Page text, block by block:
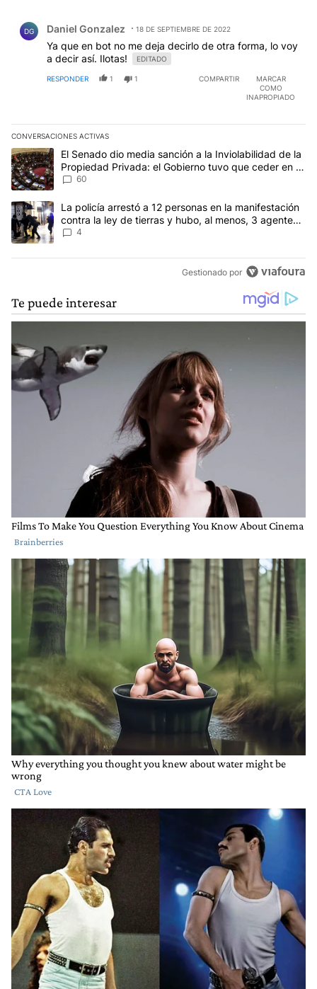
DG Daniel Gonzalez 18 DE SEPTIEMBRE DE 2022
Ya que en bot no me deja decirlo de otra forma, lo voy
a decir así. Ilotas!
EDITADO
RESPONDER 1 1 COMPARTIR
MARCAR
COMO
INAPROPIADO
CONVERSACIONES ACTIVAS
Este listado muestra los artículos con más comentarios en los
Un artículo de tendencia con el título "El Senado dio media
El Senado dio media sanción a la Inviolabilidad de la
Propiedad Privada: el Gobierno tuvo que ceder en la
Ley del Manejo del Fuego
60
Un artículo de tendencia con el título "La policía arrestó a 12
La policía arrestó a 12 personas en la manifestación
contra la ley de tierras y hubo, al menos, 3 agentes
heridos
4
Gestionado por